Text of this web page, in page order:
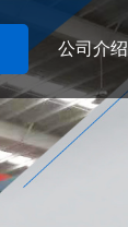
公司介绍